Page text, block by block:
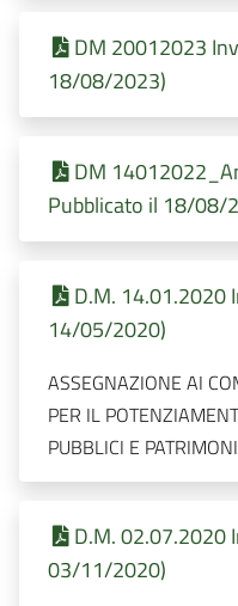
DM 20012023
18/08/2023)
DM
Pubblicato il 18/08/
D.M. 14.01.2020
14/05/2020)
ASSEGNAZIONE AI
PER IL
PUBBLICI E
D.M. 02.07.2020
03/11/2020)